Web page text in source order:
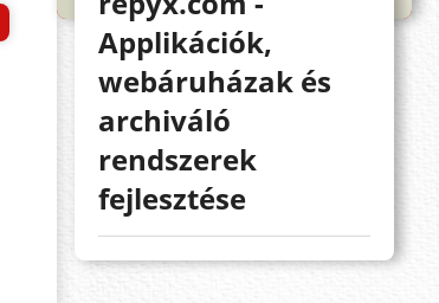
Applikációk,
webáruházak és
archiváló
rendszerek
fejlesztése